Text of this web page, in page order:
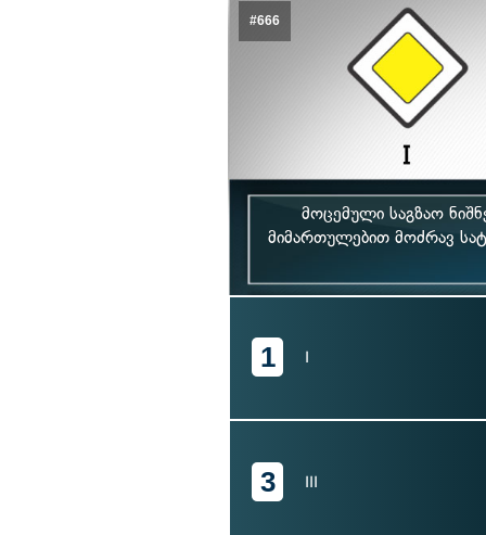
#666
მოცემული საგზაო
მიმართულებით მოძრავ
1 I
3 III